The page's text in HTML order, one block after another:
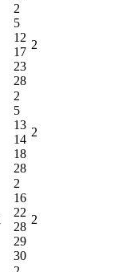
2
5
12
17
23
28
2
2
5
13
14
18
28
2
2
16
22
28
29
30
2